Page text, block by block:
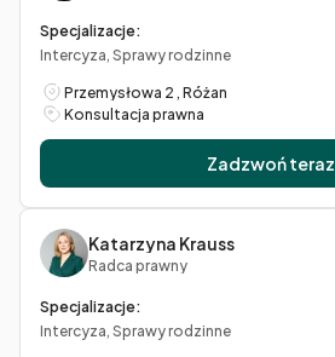
Specjalizacje:
Intercyza, Sprawy rodzinne
Przemysłowa 2 , Różan
Konsultacja prawna
Zadzwoń teraz
Katarzyna Krauss
Radca prawny
Specjalizacje:
Intercyza, Sprawy rodzinne